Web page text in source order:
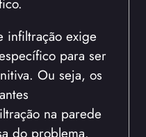
infiltração exige
para ser
Ou seja, os
na parede